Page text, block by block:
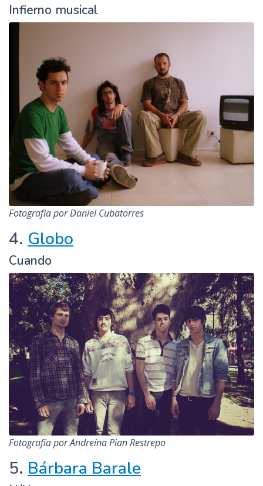
Infierno musical
Fotografía por Daniel Cubatorres
4. Globo
Cuando
Fotografía por Andreína Pian Restrepo
5. Bárbara Barale